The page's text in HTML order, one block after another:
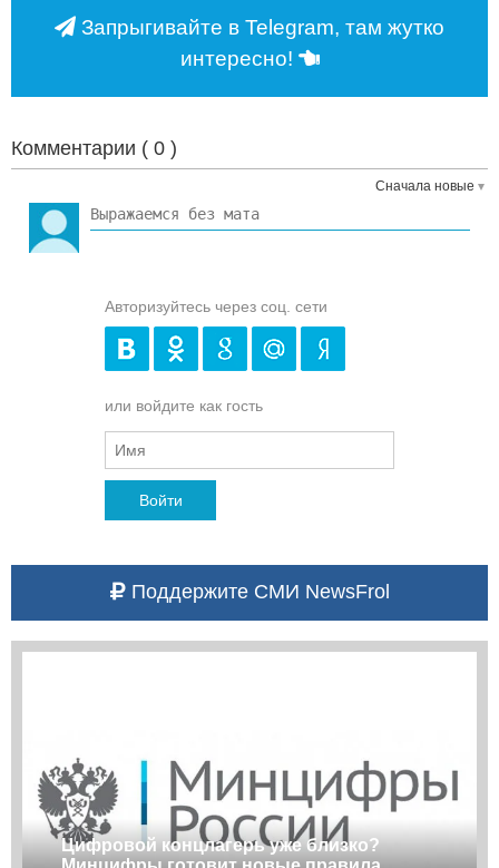
Запрыгивайте в Telegram, там жутко
интересно!
Комментарии ( 0 )
Сначала новые
Авторизуйтесь через соц. сети
или войдите как гость
Войти
Поддержите СМИ NewsFrol
Цифровой концлагерь уже близко?